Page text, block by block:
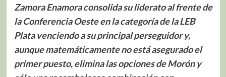
Zamora Enamora consolida su liderato al frente de
la Conferencia Oeste en la categoría de la LEB
Plata venciendo a su principal perseguidor y,
aunque matemáticamente no está asegurado el
primer puesto, elimina las opciones de Morón y